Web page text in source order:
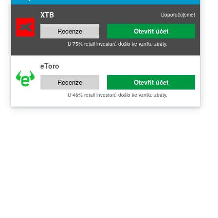
XTB Doporučujeme!
Recenze Otevřít účet
U 75% retail investorů došlo ke vzniku ztráty.
eToro
Recenze Otevřít účet
U 46% retail investorů došlo ke vzniku ztráty.